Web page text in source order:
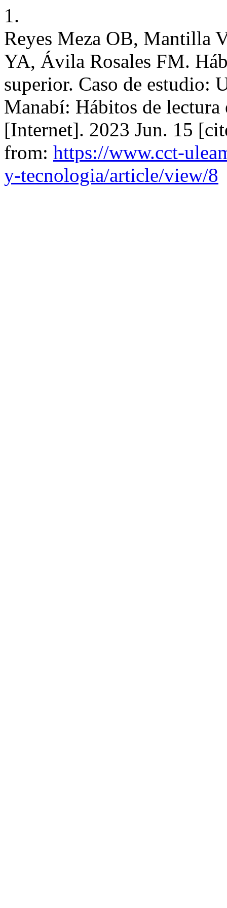
1.
Reyes Meza OB, Mantilla
YA, Ávila Rosales FM.
superior. Caso de estudio:
Manabí: Hábitos de
[Internet]. 2023 Jun. 15
from: https://www.cct-
y-tecnologia/article/view/8